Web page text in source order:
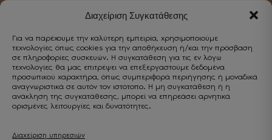
Διαχείριση Συγκατάθεσης
Για να παρέχουμε την καλύτερη εμπειρία, χρησιμοποιούμε
τεχνολογίες όπως cookies για την αποθήκευση ή/και την πρόσβαση
σε πληροφορίες συσκευών. Η συγκατάθεση για τις εν λόγω
τεχνολογίες θα μας επιτρέψει να επεξεργαστούμε δεδομένα
προσωπικού χαρακτήρα, όπως συμπεριφορά περιήγησης ή μοναδικά
αναγνωριστικά σε αυτόν τον ιστότοπο. Η μη συγκατάθεση ή η
ανάκληση της συγκατάθεσης, μπορεί να επηρεάσει αρνητικά
ορισμένες λειτουργίες και δυνατότητες.
Διαχείριση υπηρεσιών
CUSTOMER SERVICE
Επικοινωνία
Κωστή Παλαμά 5, Καβάλα 65302
+30 2510 838443
Εξυπηρέτηση
Τρόποι πληρωμής